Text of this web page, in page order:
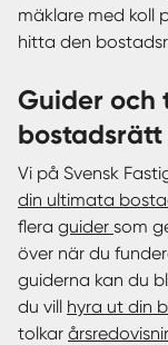
mäklare med koll
hitta den
Guider och tips för dig som letar
Vi på Svensk
din ultimata
flera guider som
över när du
guiderna kan du
du vill hyra ut din
tolkar